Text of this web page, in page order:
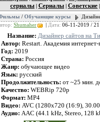
Карточный домик
3 сезон
сериалы Сериалы Советские
/ Обучающие курсы
Shumaher Дата: 06-11-2019 /
Название: Дизайнер сайтов на
Автор: Restart. Академия
Год: 2019
Страна: Россия
Жанр: обучающее видео
Язык: русский
Продолжительность: от ~25 мин.
Качество: WEBRip 720p
Формат: MP4
Видео: AVC (1280x720 (16:9),
Аудио: AAC (44.1 kHz, Stereo, 128